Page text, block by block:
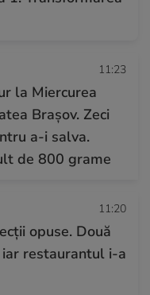
11:23
la Miercurea
Brașov. Zeci
a-i salva.
de 800 grame
11:20
opuse. Două
restaurantul i-a